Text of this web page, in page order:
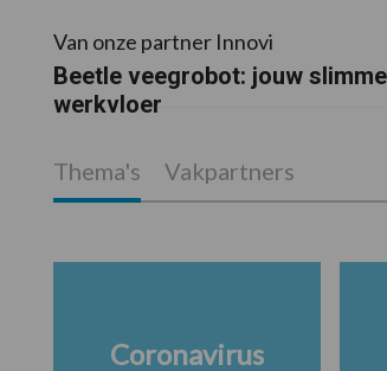
Van onze partner Innovi
Beetle veegrobot: jouw
werkvloer
Thema's Vakpartners
Coronavirus